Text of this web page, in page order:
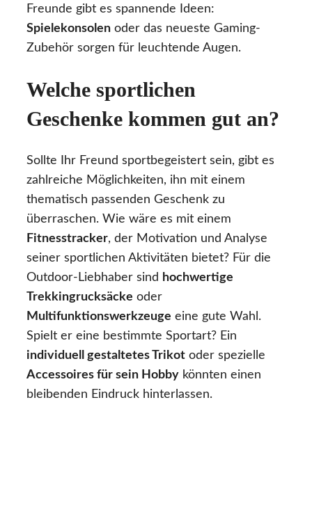
Freunde gibt es spannende Ideen:
Spielekonsolen oder das neueste Gaming-
Zubehör sorgen für leuchtende Augen.
Welche sportlichen
Geschenke kommen gut an?
Sollte Ihr Freund sportbegeistert sein, gibt es
zahlreiche Möglichkeiten, ihn mit einem
thematisch passenden Geschenk zu
überraschen. Wie wäre es mit einem
Fitnesstracker, der Motivation und Analyse
seiner sportlichen Aktivitäten bietet? Für die
Outdoor-Liebhaber sind hochwertige
Trekkingrucksäcke oder
Multifunktionswerkzeuge eine gute Wahl.
Spielt er eine bestimmte Sportart? Ein
individuell gestaltetes Trikot oder spezielle
Accessoires für sein Hobby könnten einen
bleibenden Eindruck hinterlassen.